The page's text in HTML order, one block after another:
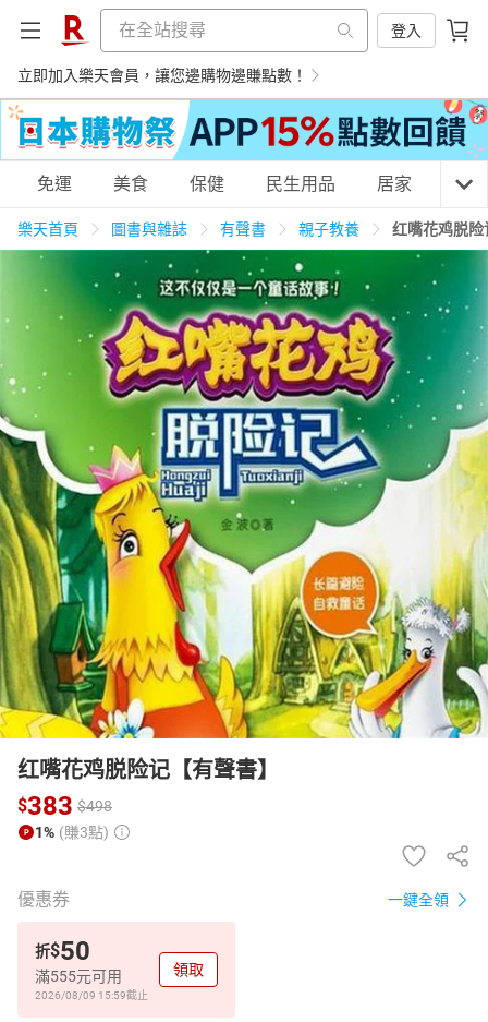
登入
立即加入樂天會員，讓您邊購物邊賺點數！
購物網分類
天天免運 美食蛋糕 養生保健 民生用品
居家生活 3C家電 運動休閒 親子玩具
女裝 男裝 化妝保養 情趣用品
日本購物 電子/紙本書
HOT
免運 美食 保健 民生用品 居家 3C
樂天首頁 圖書與雜誌 有聲書 親子教養 红嘴花鸡脱
红嘴花鸡脱险记【有聲書】
$383 $498
1% (賺3點)
優惠券 一鍵全領
折$50
滿555元可用
2026/08/09 15:59截止
領取